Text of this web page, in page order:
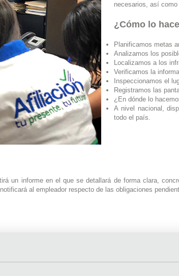
necesarios, así
¿Cómo lo
Planificamos metas
Analizamos los
Localizamos a los
Verificamos la
Inspeccionamos el
Registramos las
¿En dónde lo
A nivel nacional,
todo el país.
un informe en el que se detallará de forma clara,
al empleador respecto de las obligaciones